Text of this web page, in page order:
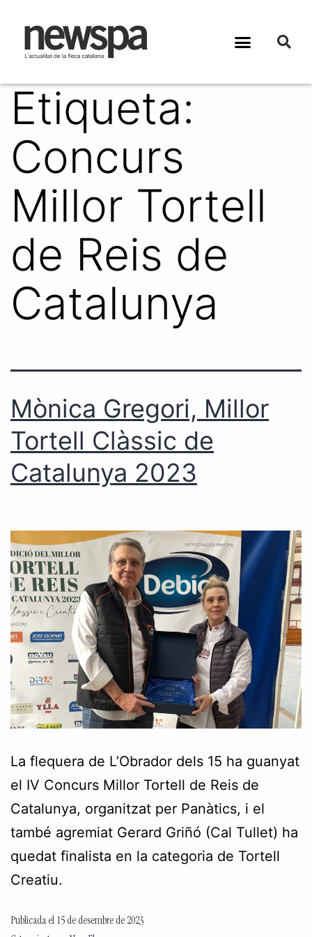
Etiqueta:
Concurs
Millor Tortell
de Reis de
Catalunya
Mònica Gregori, Millor
Tortell Clàssic de
Catalunya 2023
La flequera de L’Obrador dels 15 ha guanyat
el IV Concurs Millor Tortell de Reis de
Catalunya, organitzat per Panàtics, i el
també agremiat Gerard Griñó (Cal Tullet) ha
quedat finalista en la categoria de Tortell
Creatiu.
Publicada el 15 de desembre de 2023